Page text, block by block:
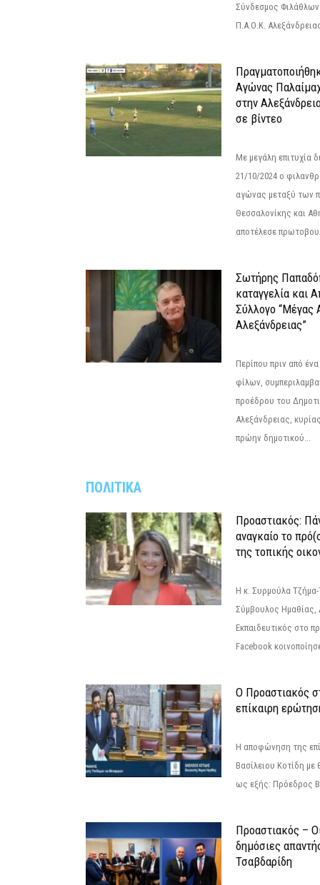
Σύνδεσμος
Π.Α.Ο.Κ.
Αγώνας
στην
σε βίντεο
Με μεγάλη επιτυχία
21/10/2024 ο
αγώνας μεταξύ των
Θεσσαλονίκης και
αποτέλεσε
Σωτήρης
καταγγελία και
Σύλλογο “Μέγας
Αλεξάνδρειας”
Περίπου πριν από
φίλων,
προέδρου του
Αλεξάνδρειας,
πρώην δημοτικού...
ΠΟΛΙΤΙΚΑ
Προαστιακός:
αναγκαίο το
της τοπικής
Η κ. Συρμούλα
Σύμβουλος Ημαθίας,
Εκπαιδευτικός στο
Facebook
Ο Προαστιακός
επίκαιρη
Η αποφώνηση της
Βασίλειου Κοτίδη με
ως εξής: Πρόεδρος
Προαστιακός –
δημόσιες
Τσαβδαρίδη